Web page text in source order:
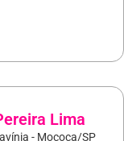
Lima
- Mococa/SP